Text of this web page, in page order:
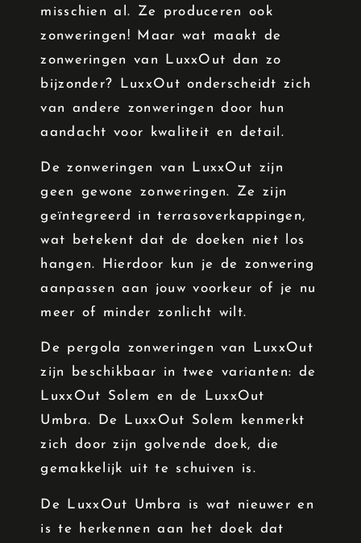
misschien al. Ze produceren ook
zonweringen! Maar wat maakt de
zonweringen van LuxxOut dan zo
bijzonder? LuxxOut onderscheidt zich
van andere zonweringen door hun
aandacht voor kwaliteit en detail.
De zonweringen van LuxxOut zijn
geen gewone zonweringen. Ze zijn
geïntegreerd in terrasoverkappingen,
wat betekent dat de doeken niet los
hangen. Hierdoor kun je de zonwering
aanpassen aan jouw voorkeur of je nu
meer of minder zonlicht wilt.
De pergola zonweringen van LuxxOut
zijn beschikbaar in twee varianten: de
LuxxOut Solem en de LuxxOut
Umbra. De LuxxOut Solem kenmerkt
zich door zijn golvende doek, die
gemakkelijk uit te schuiven is.
De LuxxOut Umbra is wat nieuwer en
is te herkennen aan het doek dat